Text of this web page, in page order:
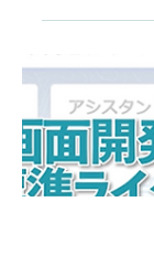
渡し）方法は主
ーネント間の通
ト間のデータ
ト間のデータ
ータ通信...